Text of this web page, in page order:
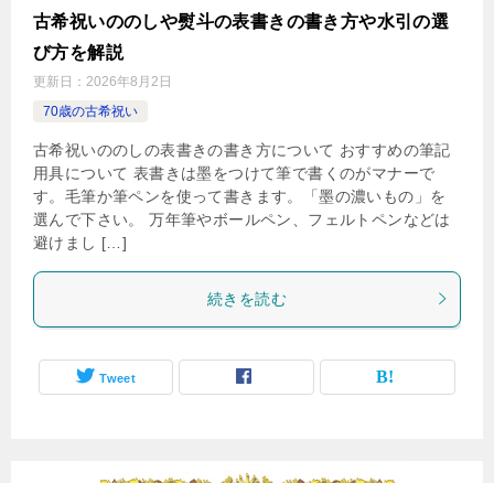
古希祝いののしや熨斗の表書きの書き方や水引の選
び方を解説
更新日： 2026年8月2日
70歳の古希祝い
古希祝いののしの表書きの書き方について おすすめの筆記
用具について 表書きは墨をつけて筆で書くのがマナーで
す。毛筆か筆ペンを使って書きます。「墨の濃いもの」を
選んで下さい。 万年筆やボールペン、フェルトペンなどは
避けまし […]
続きを読む
Tweet